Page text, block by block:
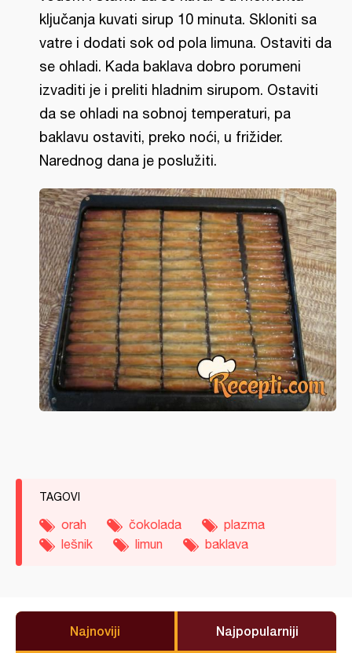
ključanja kuvati sirup 10 minuta. Skloniti sa
vatre i dodati sok od pola limuna. Ostaviti da
se ohladi. Kada baklava dobro porumeni
izvaditi je i preliti hladnim sirupom. Ostaviti
da se ohladi na sobnoj temperaturi, pa
baklavu ostaviti, preko noći, u frižider.
Narednog dana je poslužiti.
TAGOVI
orah čokolada
plazma
lešnik
limun baklava
Najnoviji Najpopularniji